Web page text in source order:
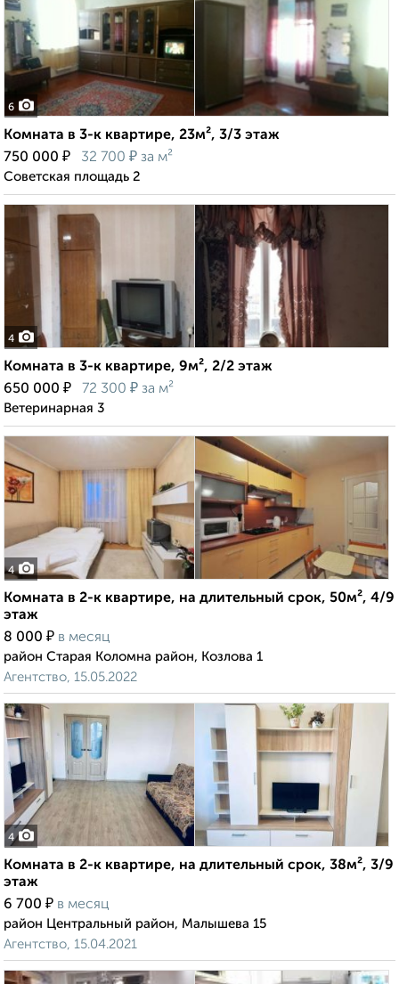
6
Комната в 3-к квартире, 23м², 3/3 этаж
750 000 ₽ 32 700 ₽ за м²
Советская площадь 2
4
Комната в 3-к квартире, 9м², 2/2 этаж
650 000 ₽ 72 300 ₽ за м²
Ветеринарная 3
4
Комната в 2-к квартире, на длительный срок, 50м², 4/9
этаж
8 000 ₽ в месяц
район Старая Коломна район, Козлова 1
Агентство, 15.05.2022
4
Комната в 2-к квартире, на длительный срок, 38м², 3/9
этаж
6 700 ₽ в месяц
район Центральный район, Малышева 15
Агентство, 15.04.2021